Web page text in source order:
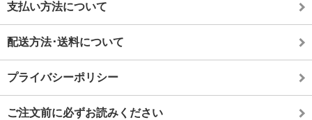
支払い方法について
配送方法･送料について
プライバシーポリシー
ご注文前に必ずお読みください